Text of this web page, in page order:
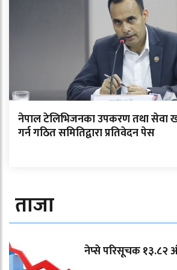
नेपाल टेलिभिजनका उपकरण तथा सेवा
गर्न गठित समितिद्वारा प्रतिवेदन पेस
ताजा
नेप्से परिसूचक १३.८२